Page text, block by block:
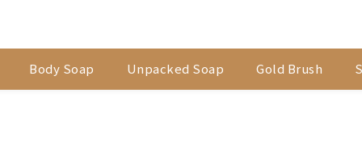
Body Soap Unpacked Soap Gold Brush